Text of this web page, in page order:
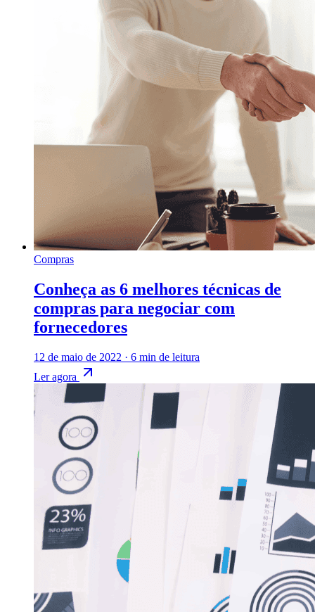
Compras
Conheça as 6 melhores técnicas de
compras para negociar com
fornecedores
12 de maio de 2022 · 6 min de leitura
Ler agora